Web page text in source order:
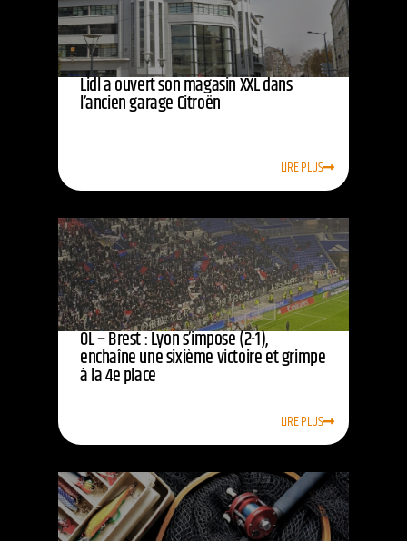
Lidl a ouvert son magasin XXL dans
l’ancien garage Citroën
LIRE PLUS
OL – Brest : Lyon s’impose (2-1),
enchaîne une sixième victoire et grimpe
à la 4e place
LIRE PLUS